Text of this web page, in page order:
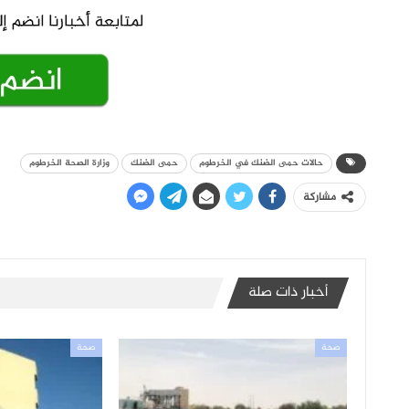
حالات حمى الضنك في الخرطوم حمى الضنك وزارة الصحة الخرطوم
مشاركة
أخبار ذات صلة
صحة صحة